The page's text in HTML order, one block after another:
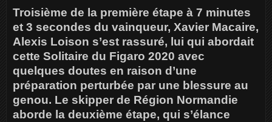
Troisième de la première étape à 7 minutes
et 3 secondes du vainqueur, Xavier Macaire,
Alexis Loison s’est rassuré, lui qui abordait
cette Solitaire du Figaro 2020 avec
quelques doutes en raison d’une
préparation perturbée par une blessure au
genou. Le skipper de Région Normandie
aborde la deuxième étape, qui s’élance